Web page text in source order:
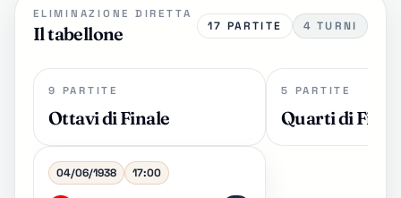
ELIMINAZIONE DIRETTA
Il tabellone 17 PARTITE 4 TURNI
9 PARTITE
Ottavi di Finale
04/06/1938 17:00
5 PARTITE
Quarti di